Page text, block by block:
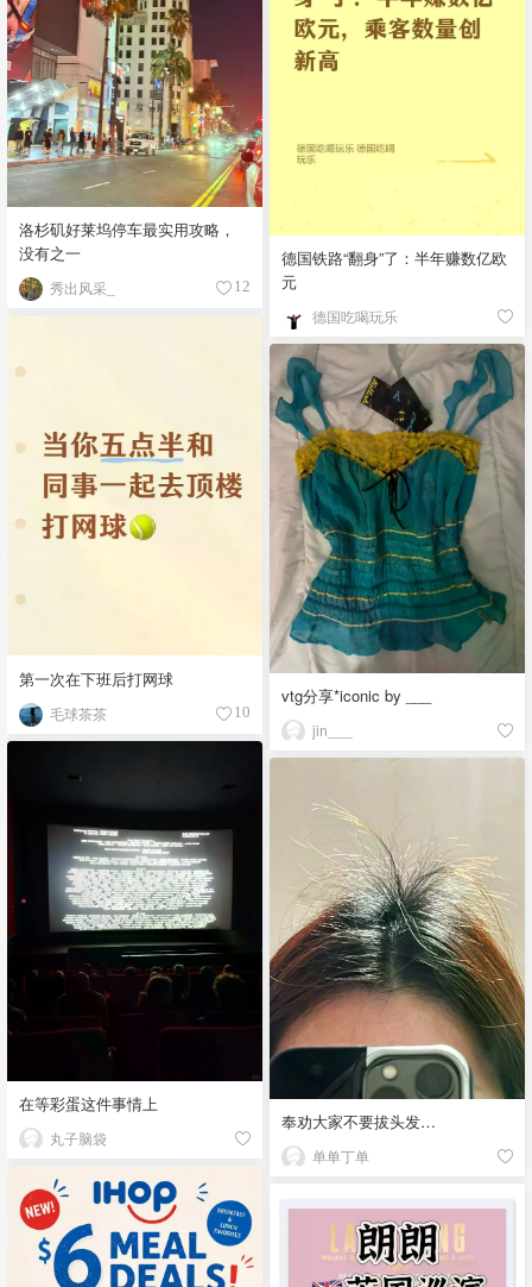
德国铁路“翻身”了：半年赚数亿欧
元
德国吃喝玩乐
洛杉矶好莱坞停车最实用攻略，
没有之一
秀出风采_ 12
第一次在下班后打网球
毛球茶茶 10
vtg分享*iconic by ___
jin___
在等彩蛋这件事情上
丸子脑袋
奉劝大家不要拔头发…
单单丁单